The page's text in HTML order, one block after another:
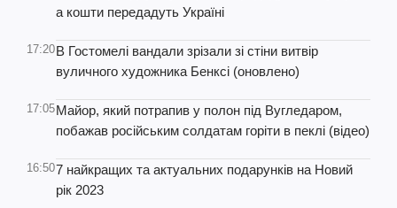
а кошти передадуть Україні
17:20В Гостомелі вандали зрізали зі стіни витвір
вуличного художника Бенксі (оновлено)
17:05Майор, який потрапив у полон під Вугледаром,
побажав російським солдатам горіти в пеклі (відео)
16:507 найкращих та актуальних подарунків на Новий
рік 2023